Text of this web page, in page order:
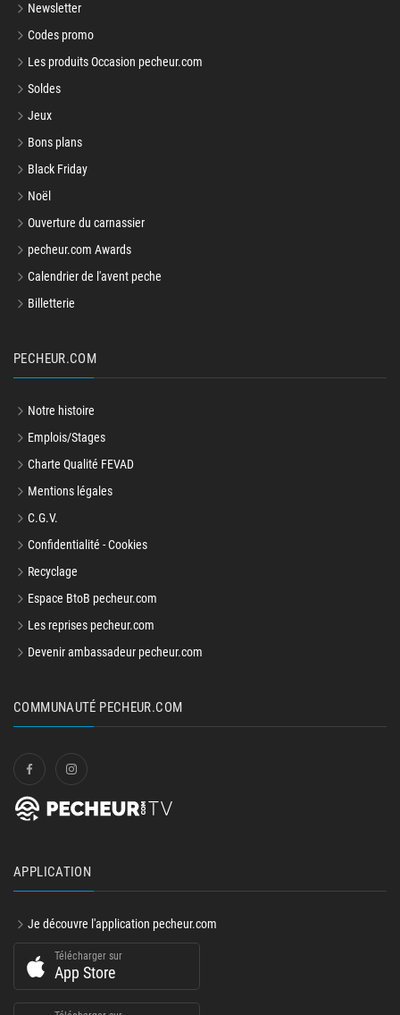
Newsletter
Codes promo
Les produits Occasion pecheur.com
Soldes
Jeux
Bons plans
Black Friday
Noël
Ouverture du carnassier
pecheur.com Awards
Calendrier de l'avent peche
Billetterie
PECHEUR.COM
Notre histoire
Emplois/Stages
Charte Qualité FEVAD
Mentions légales
C.G.V.
Confidentialité - Cookies
Recyclage
Espace BtoB pecheur.com
Les reprises pecheur.com
Devenir ambassadeur pecheur.com
COMMUNAUTÉ PECHEUR.COM
APPLICATION
Je découvre l'application pecheur.com
Télécharger sur
App Store